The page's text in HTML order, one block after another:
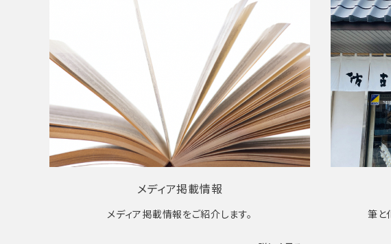
メディア掲載情報
メディア掲載情報をご紹介します。 筆と